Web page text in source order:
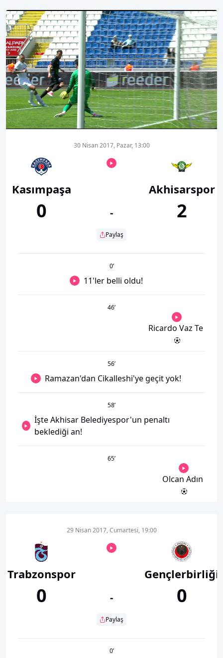
00:01 00:00
Kasımpaşa
0
30 Nisan 2017, Pazar, 13:00
-
Paylaş
Akhisarspor
2
0’
11'ler belli oldu!
46’
Ricardo Vaz Te
56’
Ramazan'dan Cikalleshi'ye geçit yok!
58’
İşte Akhisar Belediyespor'un penaltı
beklediği an!
65’
Olcan Adın
Trabzonspor
0
29 Nisan 2017, Cumartesi, 19:00
-
Paylaş
Gençlerbirliği
0
0’